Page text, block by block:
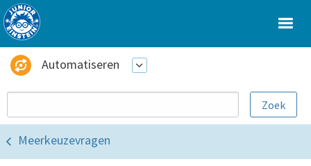
Automatiseren
Meerkeuzevragen